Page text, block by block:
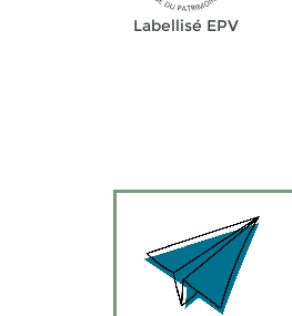
Labellisé EPV